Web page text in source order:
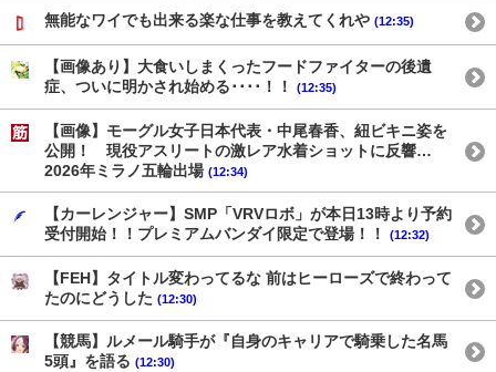
無能なワイでも出来る楽な仕事を教えてくれや (12:35)
【画像あり】大食いしまくったフードファイターの後遺
症、ついに明かされ始める････！！
(12:35)
【画像】モーグル女子日本代表・中尾春香、紐ビキニ姿を
公開！ 現役アスリートの激レア水着ショットに反響…
2026年ミラノ五輪出場 (12:34)
【カーレンジャー】SMP「VRVロボ」が本日13時より予約
受付開始！！プレミアムバンダイ限定で登場！！
(12:32)
【FEH】タイトル変わってるな 前はヒーローズで終わって
たのにどうした (12:30)
【競馬】ルメール騎手が『自身のキャリアで騎乗した名馬
5頭』を語る (12:30)